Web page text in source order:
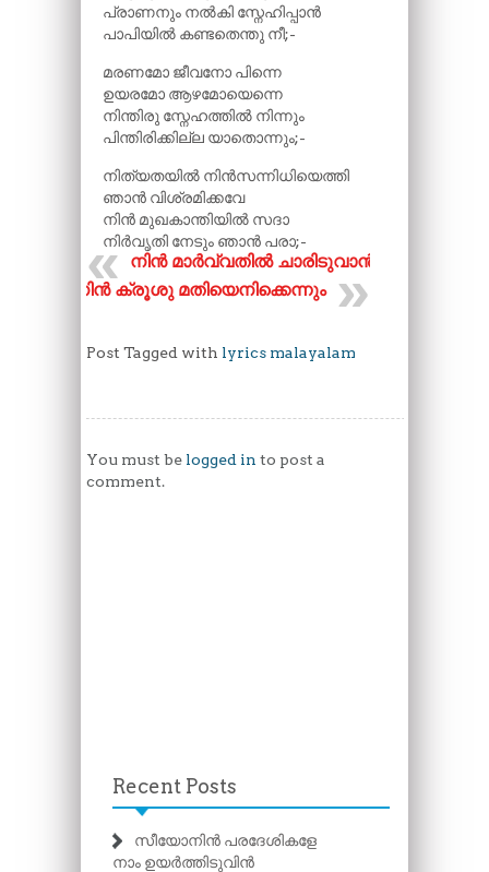
പ്രാണനും നൽകി സ്നേഹിപ്പാൻ
പാപിയിൽ കണ്ടതെന്തു നീ;-
മരണമോ ജീവനോ പിന്നെ
ഉയരമോ ആഴമോയെന്നെ
നിന്തിരു സ്നേഹത്തിൽ നിന്നും
പിന്തിരിക്കില്ല യാതൊന്നും;-
നിത്യതയിൽ നിൻസന്നിധിയെത്തി
ഞാൻ വിശ്രമിക്കവേ
നിൻ മുഖകാന്തിയിൽ സദാ
നിർവൃതി നേടും ഞാൻ പരാ;-
നിൻ മാർവ്വതിൽ ചാരിടുവാൻ
നിൻ ക്രൂശു മതിയെനിക്കെന്നും
Post Tagged with lyrics malayalam
You must be logged in to post a
comment.
Recent Posts
സീയോനിൻ പരദേശികളേ
നാം ഉയർത്തിടുവിൻ